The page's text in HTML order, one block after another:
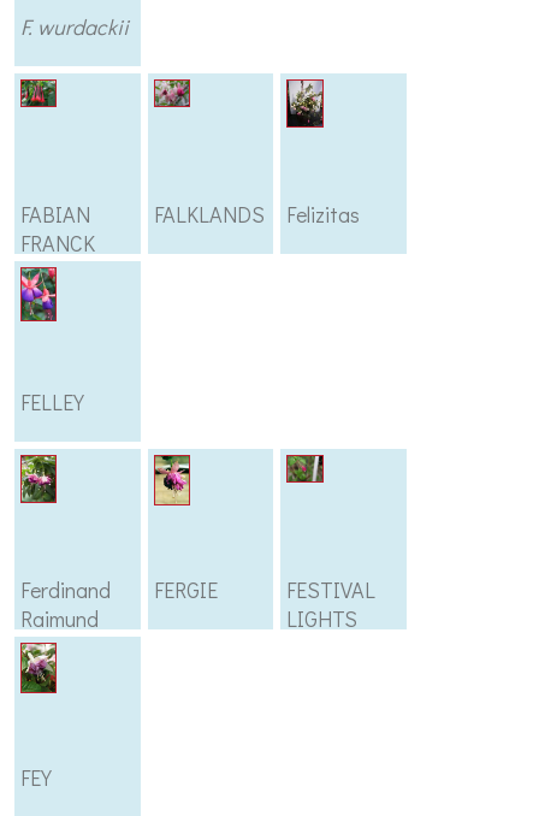
F. wurdackii
FABIAN
FRANCK
FALKLANDS Felizitas
FELLEY
Ferdinand
Raimund
FERGIE
FESTIVAL
LIGHTS
FEY